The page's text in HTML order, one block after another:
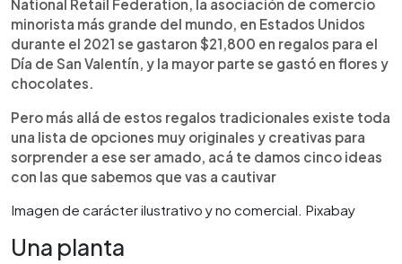
National Retail Federation, la asociación de comercio
minorista más grande del mundo, en Estados Unidos
durante el 2021 se gastaron $21,800 en regalos para el
Día de San Valentín, y la mayor parte se gastó en flores y
chocolates.
Pero más allá de estos regalos tradicionales existe toda
una lista de opciones muy originales y creativas para
sorprender a ese ser amado, acá te damos cinco ideas
con las que sabemos que vas a cautivar
Imagen de carácter ilustrativo y no comercial. Pixabay
Una planta